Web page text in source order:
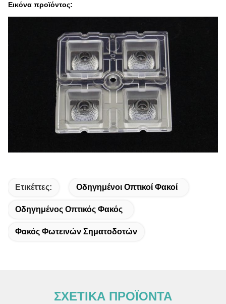
Εικόνα προϊόντος:
Ετικέττες: Οδηγημένοι Οπτικοί Φακοί
Οδηγημένος Οπτικός Φακός
Φακός Φωτεινών Σηματοδοτών
ΣΧΕΤΙΚΑ ΠΡΟΪΟΝΤΑ